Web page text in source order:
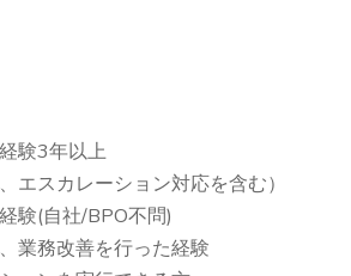
験3年以上
エスカレーション対応を含む）
験(自社/BPO不問)
業務改善を行った経験